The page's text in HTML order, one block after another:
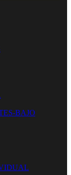
BAJO